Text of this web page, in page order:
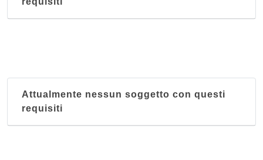
Attualmente nessun soggetto con questi
requisiti